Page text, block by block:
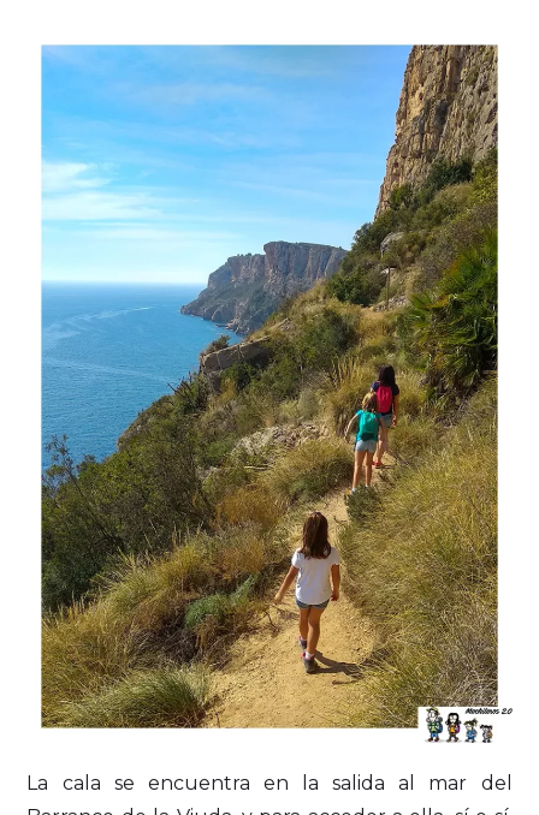
La cala se encuentra en la salida al mar del